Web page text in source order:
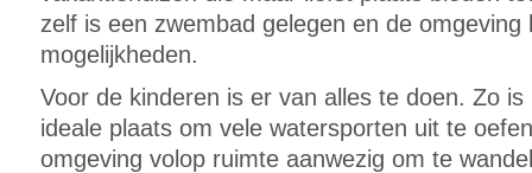
zelf is een zwembad gelegen en de omgeving
mogelijkheden.
Voor de kinderen is er van alles te doen. Zo
ideale plaats om vele watersporten uit te
omgeving volop ruimte aanwezig om te